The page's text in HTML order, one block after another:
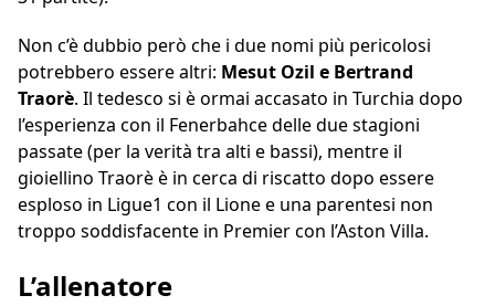
Non c’è dubbio però che i due nomi più pericolosi
potrebbero essere altri: Mesut Ozil e Bertrand
Traorè. Il tedesco si è ormai accasato in Turchia dopo
l’esperienza con il Fenerbahce delle due stagioni
passate (per la verità tra alti e bassi), mentre il
gioiellino Traorè è in cerca di riscatto dopo essere
esploso in Ligue1 con il Lione e una parentesi non
troppo soddisfacente in Premier con l’Aston Villa.
L’allenatore